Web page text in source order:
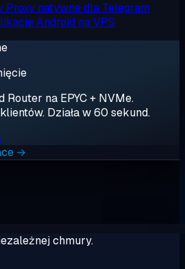
Proxy natywne dla Telegram
Android na VPS
Router na EPYC + NVMe.
Działa w 60 sekund.
→
chmury.